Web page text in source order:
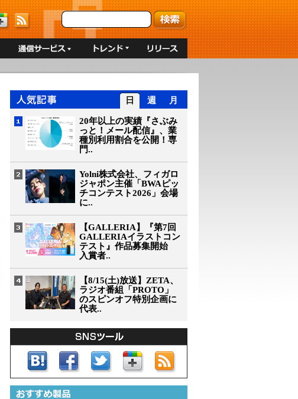
日 週 月
20年以上の実績『さぶみ
っと！メール配信』、業
種別利用割合を公開！専
門..
Yolni株式会社、フィガロ
ジャポン主催「BWAピッ
チコンテスト2026」会場
に..
【GALLERIA】『第7回
GALLERIAイラストコン
テスト』作品募集開始
入賞者..
【8/15(土)放送】ZETA、
ラジオ番組「PROTO」
のスピンオフ特別企画に
代表..